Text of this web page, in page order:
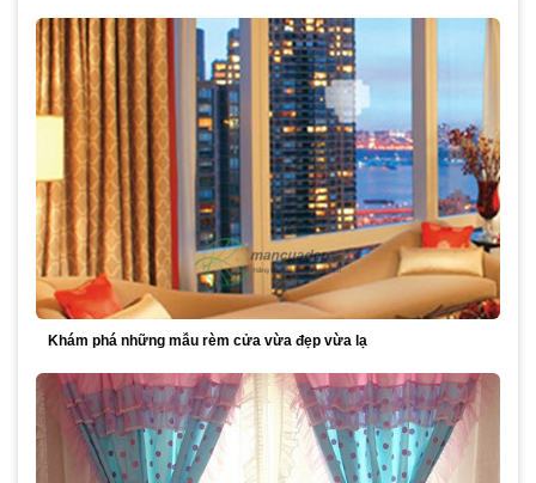
Khám phá những mẫu rèm cửa vừa đẹp vừa lạ